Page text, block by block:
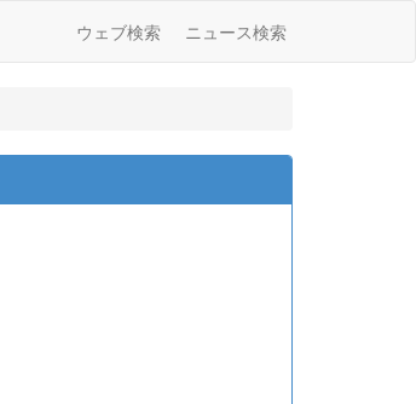
ウェブ検索 ニュース検索